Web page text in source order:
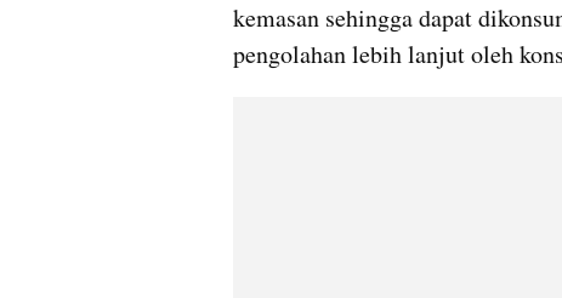
kemasan sehingga dapat
pengolahan lebih lanjut oleh